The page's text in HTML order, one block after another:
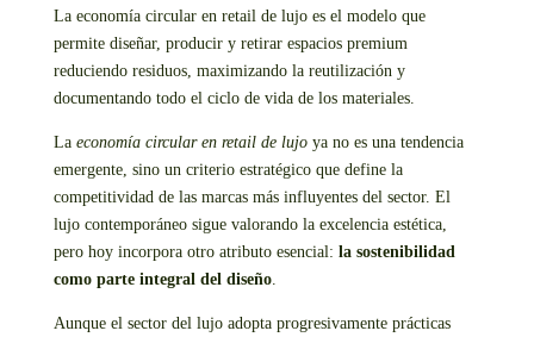
La economía circular en retail de lujo es el modelo que
permite diseñar, producir y retirar espacios premium
reduciendo residuos, maximizando la reutilización y
documentando todo el ciclo de vida de los materiales.
La economía circular en retail de lujoya no es una tendencia
emergente, sino un criterio estratégico que define la
competitividad de las marcas más influyentes del sector. El
lujo contemporáneo sigue valorando la excelencia estética,
pero hoy incorpora otro atributo esencial: la sostenibilidad
como parte integral del diseño.
Aunque el sector del lujo adopta progresivamente prácticas